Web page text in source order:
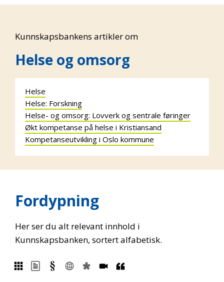
Kunnskapsbankens artikler om
Helse og omsorg
Helse
Helse: Forskning
Helse- og omsorg: Lovverk og sentrale føringer
Økt kompetanse på helse i Kristiansand
Kompetanseutvikling i Oslo kommune
Fordypning
Her ser du alt relevant innhold i
Kunnskapsbanken, sortert alfabetisk.